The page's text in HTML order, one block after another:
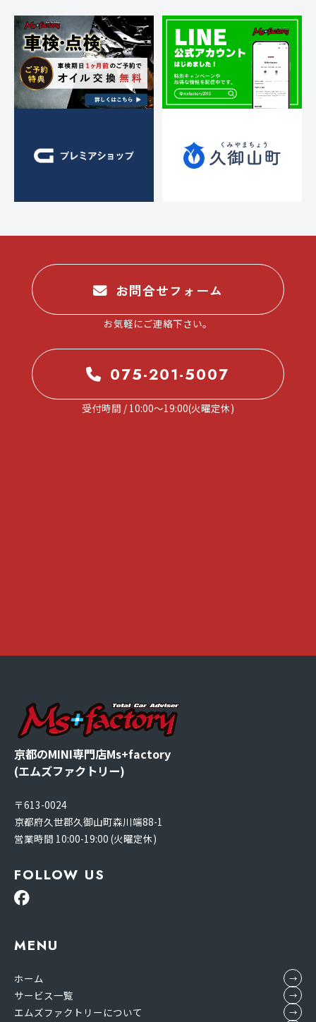
ョ
ン
お問合せフォーム
お気軽にご連絡下さい。
075-201-5007
受付時間 / 10:00～19:00(火曜定休)
京都のMINI専門店Ms+factory
(エムズファクトリー)
〒613-0024
京都府久世郡久御山町森川端88-1
営業時間 10:00-19:00 (火曜定休)
FOLLOW US
MENU
ホーム
サービス一覧
エムズファクトリーについて